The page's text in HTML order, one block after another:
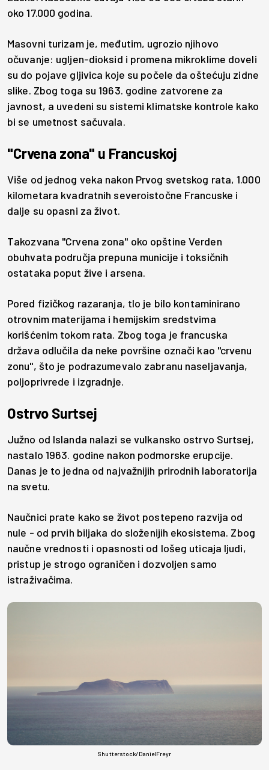
oko 17.000 godina.
Masovni turizam je, međutim, ugrozio njihovo
očuvanje: ugljen-dioksid i promena mikroklime doveli
su do pojave gljivica koje su počele da oštećuju zidne
slike. Zbog toga su 1963. godine zatvorene za
javnost, a uvedeni su sistemi klimatske kontrole kako
bi se umetnost sačuvala.
"Crvena zona" u Francuskoj
Više od jednog veka nakon Prvog svetskog rata, 1.000
kilometara kvadratnih severoistočne Francuske i
dalje su opasni za život.
Takozvana "Crvena zona" oko opštine Verden
obuhvata područja prepuna municije i toksičnih
ostataka poput žive i arsena.
Pored fizičkog razaranja, tlo je bilo kontaminirano
otrovnim materijama i hemijskim sredstvima
korišćenim tokom rata. Zbog toga je francuska
država odlučila da neke površine označi kao "crvenu
zonu", što je podrazumevalo zabranu naseljavanja,
poljoprivrede i izgradnje.
Ostrvo Surtsej
Južno od Islanda nalazi se vulkansko ostrvo Surtsej,
nastalo 1963. godine nakon podmorske erupcije.
Danas je to jedna od najvažnijih prirodnih laboratorija
na svetu.
Naučnici prate kako se život postepeno razvija od
nule - od prvih biljaka do složenijih ekosistema. Zbog
naučne vrednosti i opasnosti od lošeg uticaja ljudi,
pristup je strogo ograničen i dozvoljen samo
istraživačima.
Shutterstock/DanielFreyr